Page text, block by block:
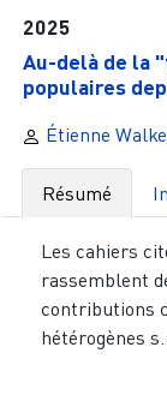
2025
Au-delà de la
populaires
Étienne
Résumé
Les cahiers
rassemblent
contributions
hétérogènes